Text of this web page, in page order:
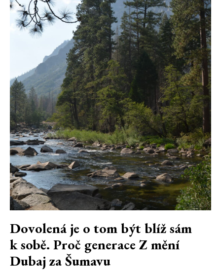
Dovolená je o tom být blíž sám
k sobě. Proč generace Z mění
Dubaj za Šumavu